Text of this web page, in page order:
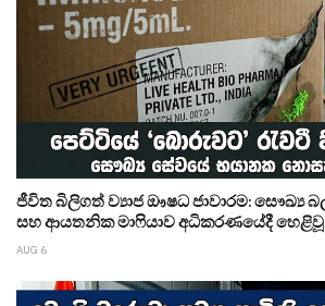
ජීවිත බිලිගත් ව්‍යාජ ඖෂධ ජාවාරම: සෞඛ්‍ය
සහ ආයතනික මාෆියාව අධිකරණයේදී හෙළිවූ
AUG 6